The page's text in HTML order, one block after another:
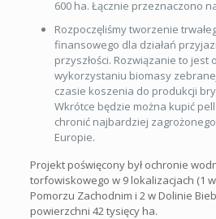
600 ha. Łącznie przeznaczono
Rozpoczęliśmy tworzenie
finansowego dla działań
przyszłości. Rozwiązanie to jest
wykorzystaniu biomasy
czasie koszenia do produkcji
Wkrótce będzie można kupić
chronić najbardziej
Europie.
Projekt poświęcony był ochronie
torfowiskowego w 9 lokalizacjach (1
Pomorzu Zachodnim i 2 w Dolinie
powierzchni 42 tysięcy ha.